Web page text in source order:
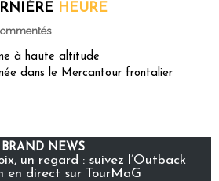
HEURE
à haute altitude
dans le Mercantour frontalier
BRAND NEWS
un regard : suivez l’Outback
en direct sur TourMaG